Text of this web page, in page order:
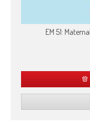
EM 51: